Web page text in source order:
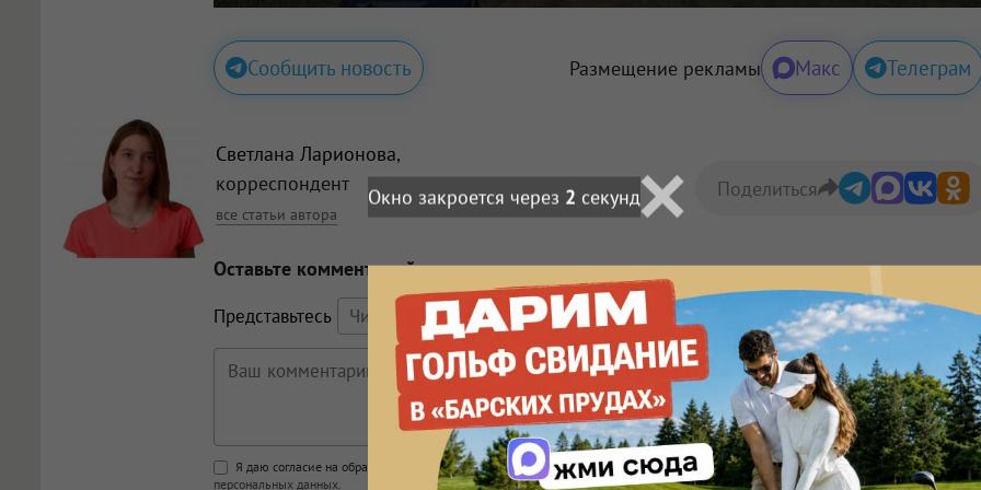
Сообщить новость Размещение рекламы Макс Телеграм
Светлана Ларионова,
корреспондент
все статьи автора
Поделиться
Оставьте комментарий
Представьтесь
Поддержка HTML
Я даю согласие на обработку моих персональных данных на условияхПолитики обработки
персональных данных.
🙂